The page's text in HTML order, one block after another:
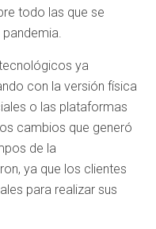
todo las que se
ya
con la versión física
o las plataformas
cambios que generó
de la
ya que los clientes
para realizar sus